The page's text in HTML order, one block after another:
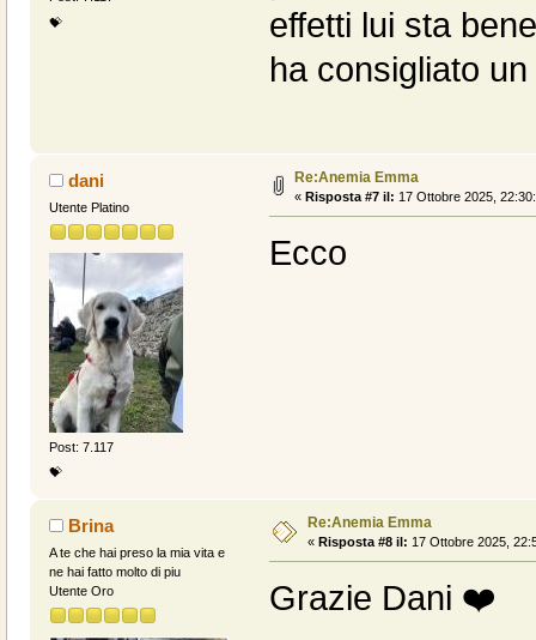
💝
effetti lui sta
ha consigliato
dani
Utente Platino
Post: 7.117
💝
Re:Anemia Emma
« Risposta #7 il: 17 Ottobre 2025,
Ecco
Brina
A te che hai preso la mia vita e
ne hai fatto molto di piu
Utente Oro
Re:Anemia Emma
« Risposta #8 il: 17 Ottobre 2025,
Grazie Dani ❤️